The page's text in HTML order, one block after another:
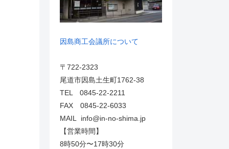
因島商工会議所について
〒722-2323
尾道市因島土生町1762-38
TEL 0845-22-2211
FAX 0845-22-6033
MAIL info@in-no-shima.jp
【営業時間】
8時50分〜17時30分